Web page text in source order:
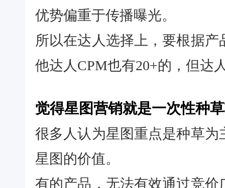
优势偏重于传播曝光。
所以在达人选择上，要根据
他达人CPM也有20+的，但达
觉得星图营销就是一次性种
很多人认为星图重点是种草
星图的价值。
有的产品，无法有效通过竞